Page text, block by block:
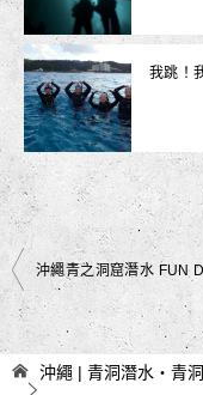
我跳！
文
章
導
覽 沖繩 | 青洞潛水・青